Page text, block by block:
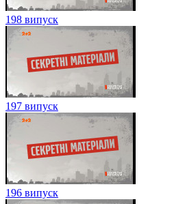
198 випуск
197 випуск
196 випуск